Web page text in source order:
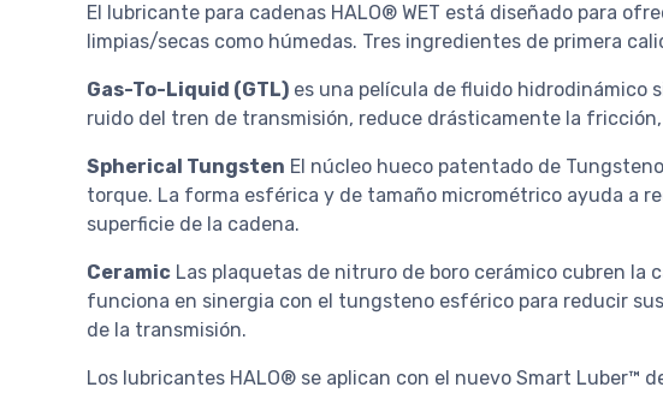
El lubricante para cadenas HALO® WET está diseñado para
limpias/secas como húmedas. Tres ingredientes de primera
Gas-To-Liquid (GTL) es una película de fluido hidrodinámico
ruido del tren de transmisión, reduce drásticamente la
Spherical Tungsten El núcleo hueco patentado de
torque. La forma esférica y de tamaño micrométrico ayuda a
superficie de la cadena.
Ceramic Las plaquetas de nitruro de boro cerámico cubren
funciona en sinergia con el tungsteno esférico para reducir
de la transmisión.
Los lubricantes HALO® se aplican con el nuevo Smart Luber™